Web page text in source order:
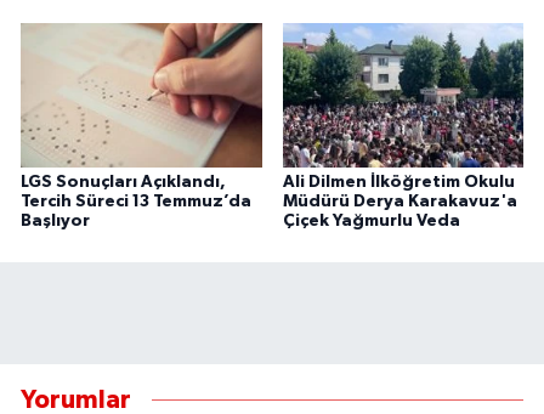
LGS Sonuçları Açıklandı,
Tercih Süreci 13 Temmuz’da
Başlıyor
Ali Dilmen İlköğretim Okulu
Müdürü Derya Karakavuz'a
Çiçek Yağmurlu Veda
Yorumlar